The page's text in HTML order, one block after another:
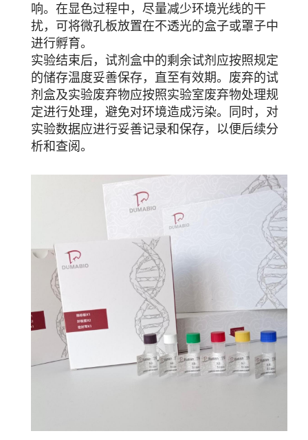
响。在显色过程中，尽量减少环境光线的干
扰，可将微孔板放置在不透光的盒子或罩子中
进行孵育。
实验结束后，试剂盒中的剩余试剂应按照规定
的储存温度妥善保存，直至有效期。废弃的试
剂盒及实验废弃物应按照实验室废弃物处理规
定进行处理，避免对环境造成污染。同时，对
实验数据应进行妥善记录和保存，以便后续分
析和查阅。